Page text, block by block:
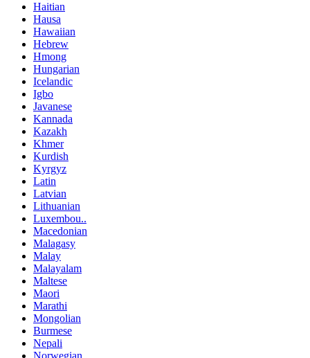
Haitian
Hausa
Hawaiian
Hebrew
Hmong
Hungarian
Icelandic
Igbo
Javanese
Kannada
Kazakh
Khmer
Kurdish
Kyrgyz
Latin
Latvian
Lithuanian
Luxembou..
Macedonian
Malagasy
Malay
Malayalam
Maltese
Maori
Marathi
Mongolian
Burmese
Nepali
Norwegian